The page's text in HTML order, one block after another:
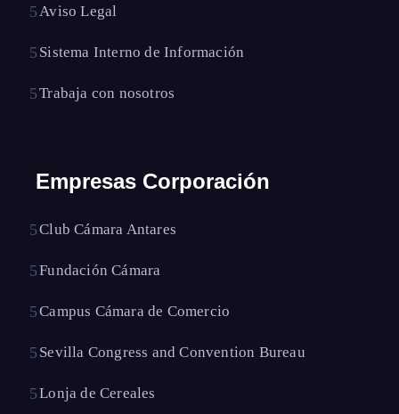
Aviso Legal
Sistema Interno de Información
Trabaja con nosotros
Empresas Corporación
Club Cámara Antares
Fundación Cámara
Campus Cámara de Comercio
Sevilla Congress and Convention Bureau
Lonja de Cereales